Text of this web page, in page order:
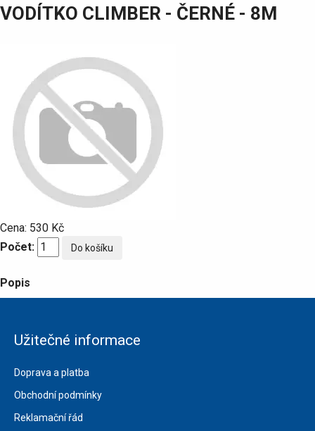
VODÍTKO CLIMBER - ČERNÉ - 8M
Cena: 530 Kč
Počet:
Popis
Užitečné informace
Doprava a platba
Obchodní podmínky
Reklamační řád